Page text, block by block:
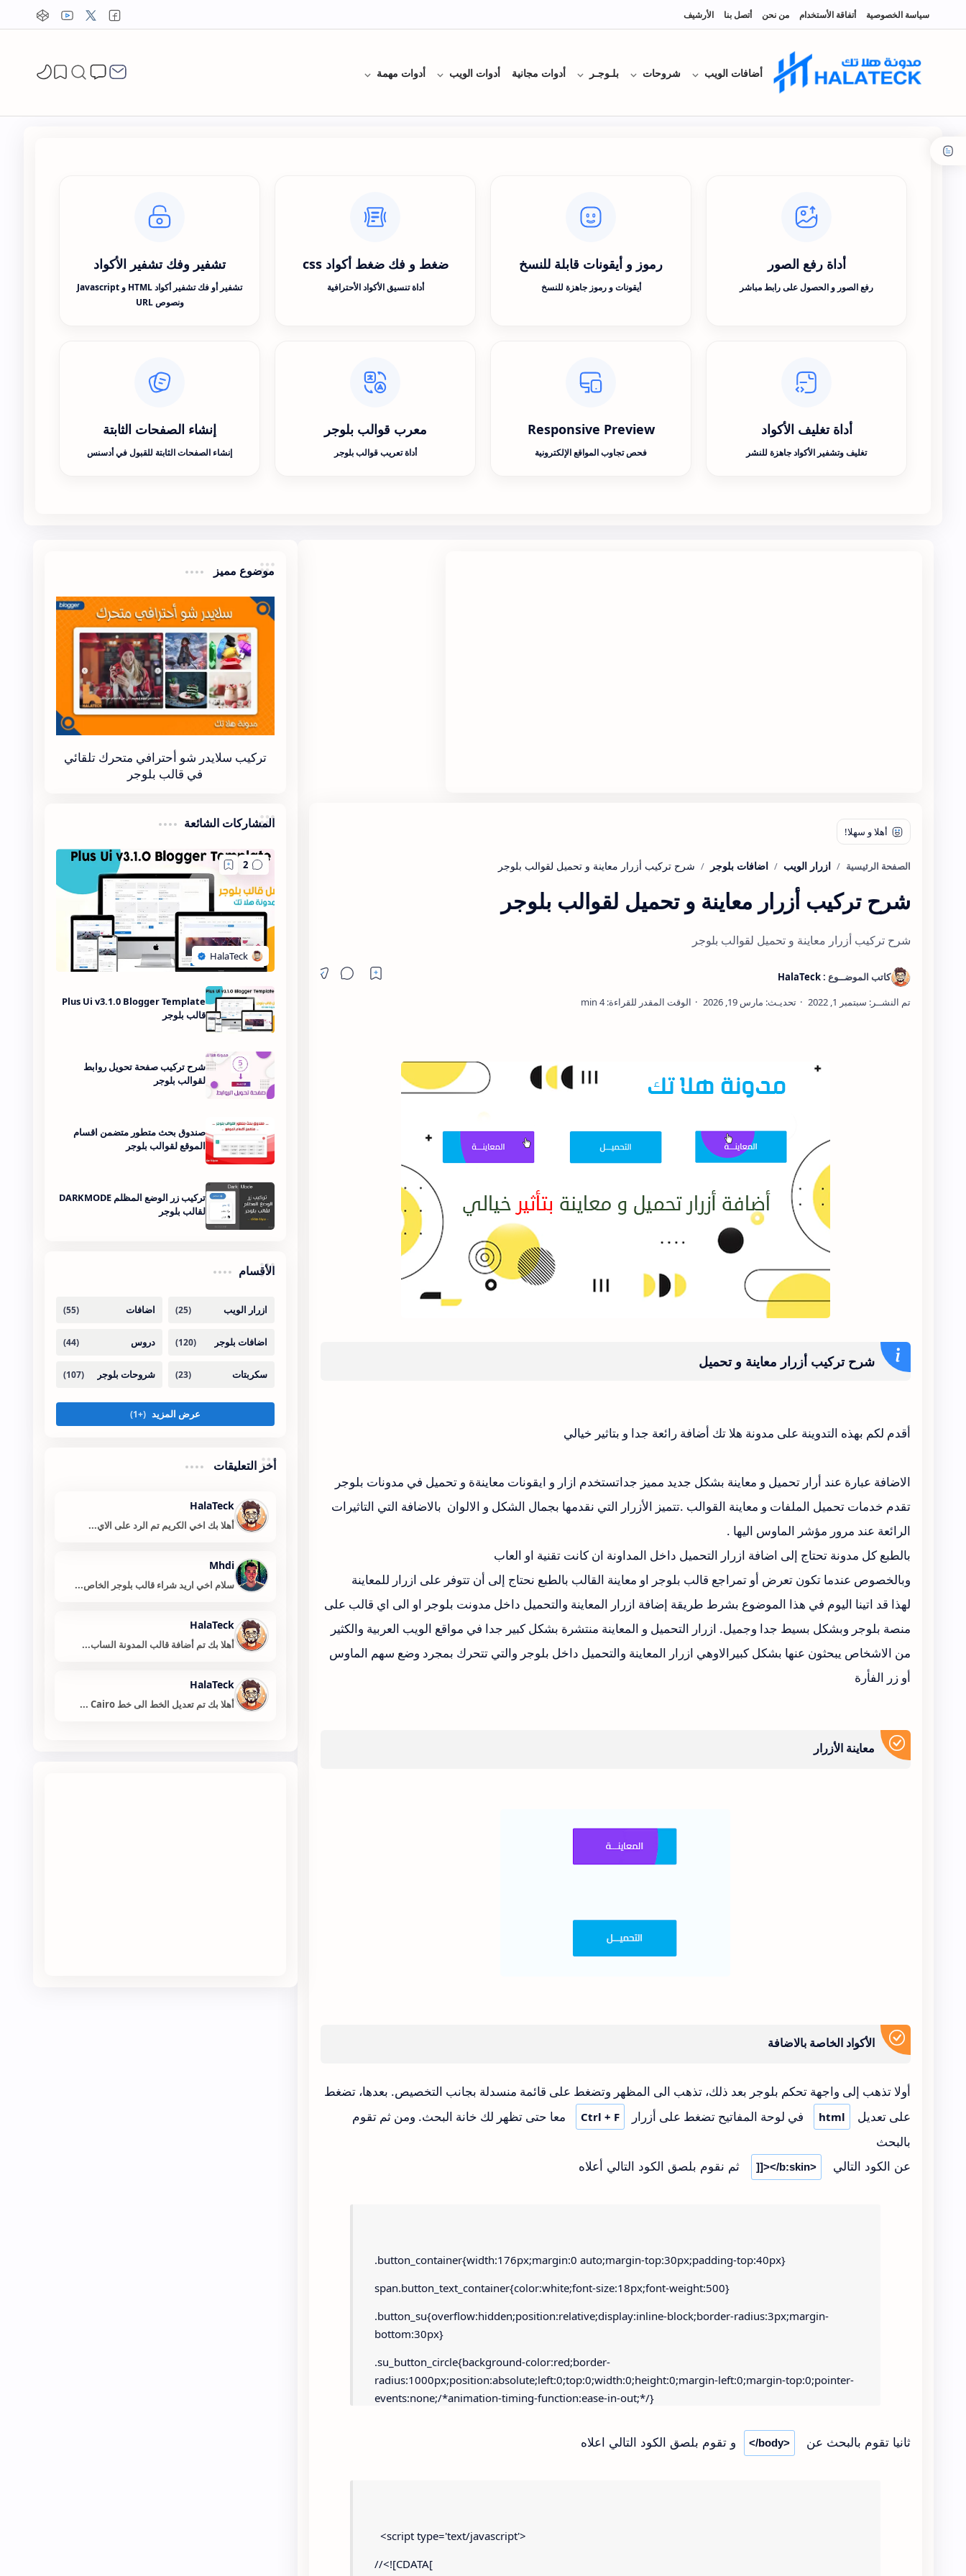
سياسة الخصوصية أتفاقة الأستخدام من نحن أتصل بنا الأرشيف
أضافات الويب شروحات بلـوجـر أدوات مجانية أدوات الويب أدوات مهمة
أداة رفع الصور
رفع الصور و الحصول على رابط مباشر
رموز و أيقونات قابلة للنسخ
أيقونات و رموز جاهزة للنسخ
ضغط و فك ضغط أكواد css
أداة تنسيق الأكواد الأحترافية
تشفير وفك تشفير الأكواد
تشفير أو فك تشفير أكواد HTML و Javascript
ونصوص URL
أداة تغليف الأكواد
تغليف وتشفير الأكواد جاهزة للنشر
Responsive Preview
فحص تجاوب المواقع الإلكترونية
معرب قوالب بلوجر
أداة تعريب قوالب بلوجر
إنشاء الصفحات الثابتة
إنشاء الصفحات الثابتة للقبول في أدسنس
الصفحة الرئيسية ازرار الويب اضافات بلوجر
شرح تركيب أزرار معاينة و تحميل لقوالب بلوجر
شرح تركيب أزرار معاينة و تحميل لقوالب بلوجر
شرح تركيب أزرار معاينة و تحميل
أقدم لكم بهذه التدوينة على مدونة هلا تك أضافة رائعة جدا و بتاثير خيالي
الاضافة عبارة عند أرار تحميل و معاينة بشكل جديد مميز جداتستخدم ازار و ايقونات معاينةة و تحميل في مدونات بلوجر
تقدم خدمات تحميل الملفات و معاينة القوالب .تتميز الأزرار التي نقدمها بجمال الشكل و الالوان بالاضافة التي التاثيرات
الرائعة عند مرور مؤشر الماوس اليها .
بالطبع كل مدونة تحتاج إلى اضافة ازرار التحميل داخل المداونة ان كانت تقنية او العاب
وبالخصوص عندما تكون تعرض أو تمراجع قالب بلوجر او معاينة القالب بالطبع نحتاج إلى أن تتوفر على ازرار للمعاينة
لهذا قد اتينا اليوم في هذا الموضوع بشرط طريقة إضافة ازرار المعاينة والتحميل داخل مدونت بلوجر او الى اي قالب على
منصة بلوجر وبشكل بسيط جدا وجميل. ازرار التحميل و المعاينة منتشرة بشكل كبير جدا في مواقع الويب العربية والكثير
من الاشخاص يبحثون عنها بشكل كبيرالاوهي ازرار المعاينة والتحميل داخل بلوجر والتي تتحرك بمجرد وضع سهم الماوس
أو زر الفأرة
معاينة الأزرار
الأكواد الخاصة بالاضافة
أولا تذهب إلى واجهة تحكم بلوجر بعد ذلك، تذهب الى المظهر وتضغط على قائمة منسدلة بجانب التخصيص. بعدها، تضغط
على تعديل
html في لوحة المفاتيح تضغط على أزرار Ctrl + F
معا حتى تظهر لك خانة البحث. ومن ثم تقوم
بالبحث
عن الكود التالي ]]></b:skin> ثم نقوم بلصق الكود التالي أعلاه
.button_container{width:176px;margin:0 auto;margin-top:30px;padding-top:40px}
span.button_text_container{color:white;font-size:18px;font-weight:500}
.button_su{overflow:hidden;position:relative;display:inline-block;border-radius:3px;margin-
bottom:30px}
.su_button_circle{background-color:red;border-
radius:1000px;position:absolute;left:0;top:0;width:0;height:0;margin-left:0;margin-top:0;pointer-
events:none;/*animation-timing-function:ease-in-out;*/}
weight:normal;width:202px;text-align:center;border-radius:3px;transition:400ms;text-
.desplode-circle{animation:desplode 0.5s forwards}
ثانيا تقوم بالبحث عن </body> و تقوم بلصق الكود التالي اعلاه
<script type='text/javascript'>
//<![CDATA[
موضوع مميز
تركيب سلايدر شو أحترافي متحرك تلقائي
في قالب بلوجر
المشاركات الشائعة
Plus Ui v3.1.0 Blogger Template
قالب بلوجر
شرح تركيب صفحة تحويل روابط
لقوالب بلوجر
صندوق بحث متطور متضمن اقسام
الموقع لقوالب بلوجر
تركيب زر الوضع المظلم DARKMODE
لقالب بلوجر
الأقسام
أخر التعليقات
HalaTeck
أهلا بك اخي الكريم تم الرد على الاي...
Mhdi
سلام اخي اريد شراء قالب بلوجر الخاص...
HalaTeck
أهلا بك تم أضافة قالب المدونة الساب...
HalaTeck
أهلا بك تم تعديل الخط الى خط Cairo ...